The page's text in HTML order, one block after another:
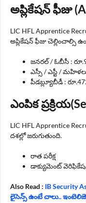
అప్లికేషన్ ఫీజు
LIC HFL Apprentice
అప్లికేషన్ ఫీజు చెల్లించాల్సి
జనరల్ / ఓబీసీ :
ఎస్సీ / ఎస్టీ /
పీడబ్ల్యూబీడీ :
ఎంపిక
LIC HFL Apprentice
దశల్లో జరుగుతుంది.
రాత పరీక్ష
డాక్యుమెంట్
Also Read : IB Security
లైసెన్స్ ఉంటే చాలు..